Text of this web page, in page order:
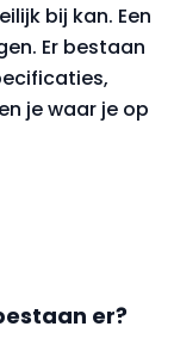
bij kan. Een
Er bestaan
je waar je op
er?